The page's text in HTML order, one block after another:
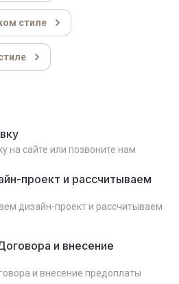
стиле
на сайте или позвоните нам
проект и рассчитываем
дизайн-проект и рассчитываем
и внесение
и внесение предоплаты